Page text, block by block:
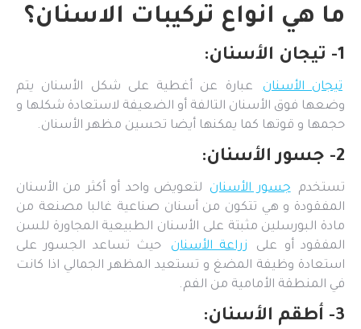
ما هي انواع تركيبات الاسنان؟
1- تيجان الأسنان:
تيجان الأسنان
عبارة عن أغطية على شكل الأسنان يتم
وضعها فوق الأسنان التالفة أو الضعيفة لاستعادة شكلها و
حجمها و قوتها كما يمكنها أيضا تحسين مظهر الأسنان.
2- جسور الأسنان:
تستخدم جسور الأسنان
لتعويض واحد أو أكثر من الأسنان
المفقودة و هي تتكون من أسنان صناعية غالبا مصنعة من
مادة البورسلين مثبتة على الأسنان الطبيعية المجاورة للسن
المفقود أو على
زراعة الأسنان
حيث تساعد الجسور على
استعادة وظيفة المضغ و تستعيد المظهر الجمالي اذا كانت
في المنطقة الأمامية من الفم.
3- أطقم الأسنان: